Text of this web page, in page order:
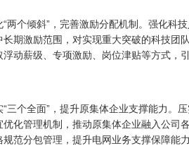
个倾斜”，完善激励分配机制。强化科
长期激励范围，对实现重大突破的科技团
浮动薪级、专项激励、岗位津贴等方式，
个全面”，提升原集体企业支撑能力。压
优化管理机制，推动原集体企业融入公司
规范分包管理，提升电网业务支撑保障能